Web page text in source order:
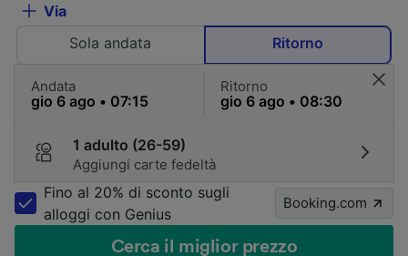
Via
Sola andata
Ritorno
Andata Ritorno
1 adulto (26-59)
Aggiungi carte fedeltà
Fino al 20% di sconto sugli
alloggi con Genius
Booking.com
Cerca il miglior prezzo